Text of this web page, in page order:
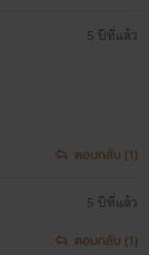
5 ปีที่แล้ว
ตอบกลับ (1)
5 ปีที่แล้ว
ตอบกลับ (1)